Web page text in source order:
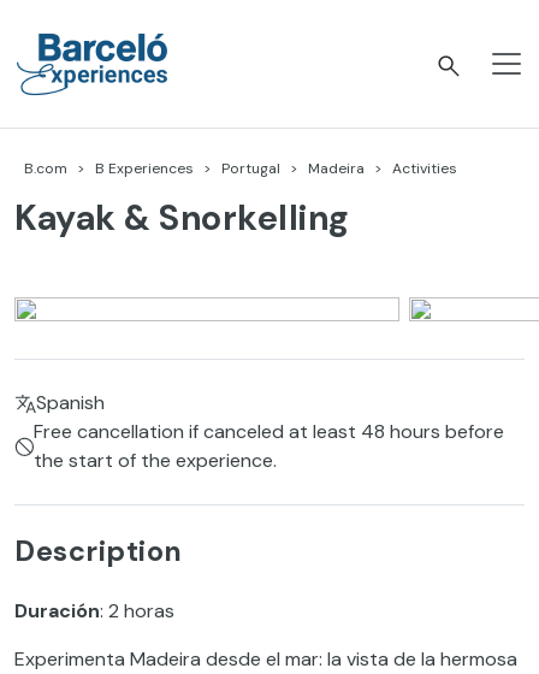
content
B.com B Experiences Portugal Madeira Activities
Kayak & Snorkelling
Spanish
Free cancellation if canceled at least 48 hours before
the start of the experience.
Description
Duración: 2 horas
Experimenta Madeira desde el mar: la vista de la hermosa